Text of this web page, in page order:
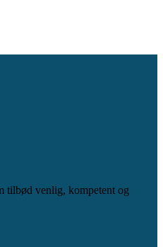
tilbød venlig, kompetent og